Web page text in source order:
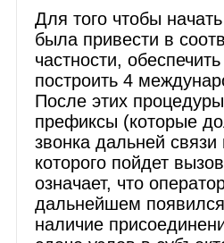
Для того чтобы
была привести в
частности,
построить 4
После этих
префиксы (которые
звонка дальней
которого пойдет
означает, что
дальнейшем
наличие